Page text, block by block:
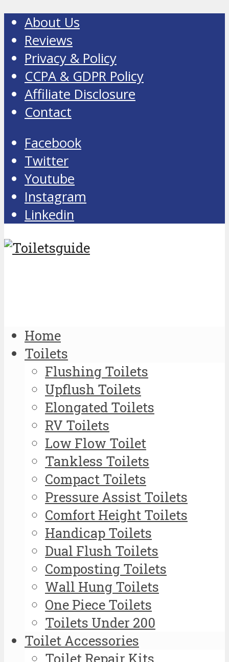
About Us
Reviews
Privacy & Policy
CCPA & GDPR Policy
Affiliate Disclosure
Contact
Facebook
Twitter
Youtube
Instagram
Linkedin
Home
Toilets
Flushing Toilets
Upflush Toilets
Elongated Toilets
RV Toilets
Low Flow Toilet
Tankless Toilets
Compact Toilets
Pressure Assist Toilets
Comfort Height Toilets
Handicap Toilets
Dual Flush Toilets
Composting Toilets
Wall Hung Toilets
One Piece Toilets
Toilets Under 200
Toilet Accessories